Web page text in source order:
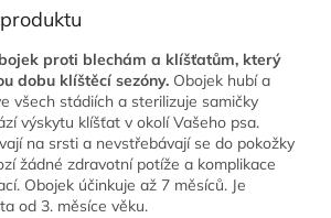
proti blechám a klíšťatům, který
dobu klíštěcí sezóny. Obojek hubí a
všech stádiích a sterilizuje samičky
výskytu klíšťat v okolí Vašeho psa.
na srsti a nevstřebávají se do pokožky
žádné zdravotní potíže a komplikace
Obojek účinkuje až 7 měsíců. Je
od 3. měsíce věku.